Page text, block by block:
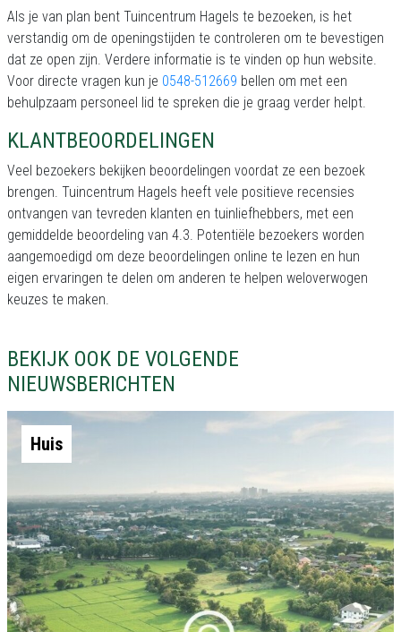
Als je van plan bent Tuincentrum Hagels te bezoeken, is het
verstandig om de openingstijden te controleren om te bevestigen
dat ze open zijn. Verdere informatie is te vinden op hun website.
Voor directe vragen kun je 0548-512669 bellen om met een
behulpzaam personeel lid te spreken die je graag verder helpt.
KLANTBEOORDELINGEN
Veel bezoekers bekijken beoordelingen voordat ze een bezoek
brengen. Tuincentrum Hagels heeft vele positieve recensies
ontvangen van tevreden klanten en tuinliefhebbers, met een
gemiddelde beoordeling van 4.3. Potentiële bezoekers worden
aangemoedigd om deze beoordelingen online te lezen en hun
eigen ervaringen te delen om anderen te helpen weloverwogen
keuzes te maken.
BEKIJK OOK DE VOLGENDE
NIEUWSBERICHTEN
Huis